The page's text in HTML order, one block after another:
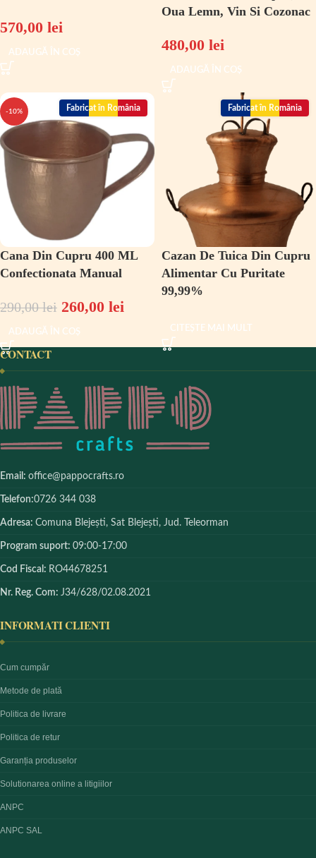
570,00 lei
ADAUGĂ ÎN COȘ
Oua Lemn, Vin Si Cozonac
480,00 lei
ADAUGĂ ÎN COȘ
-10% Fabricat în România
Cana Din Cupru 400 ML
Confectionata Manual
290,00lei 260,00 lei
ADAUGĂ ÎN COȘ
Fabricat în România
Cazan De Tuica Din Cupru
Alimentar Cu Puritate
99,99%
CITEȘTE MAI MULT
CONTACT
Email: office@pappocrafts.ro
Telefon:0726 344 038
Adresa: Comuna Blejești, Sat Blejești, Jud. Teleorman
Program suport: 09:00-17:00
Cod Fiscal: RO44678251
Nr. Reg. Com: J34/628/02.08.2021
INFORMATI CLIENTI
Cum cumpăr
Metode de plată
Politica de livrare
Politica de retur
Garanția produselor
Solutionarea online a litigiilor
ANPC
ANPC SAL